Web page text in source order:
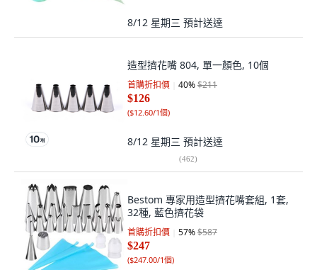
8/12 星期三 預計送達
造型擠花嘴 804, 單一顏色, 10個
首購折扣價 40%$211
$126
($12.60/1個)
8/12 星期三 預計送達
(462)
Bestom 專家用造型擠花嘴套組, 1套,
32種, 藍色擠花袋
首購折扣價 57%$587
$247
($247.00/1個)